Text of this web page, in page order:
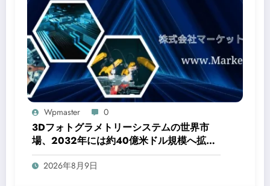
Wpmaster 0
3Dフォトグラメトリーシステムの世界市
場、2032年には約40億米ドル規模へ拡大
予測
2026年8月9日